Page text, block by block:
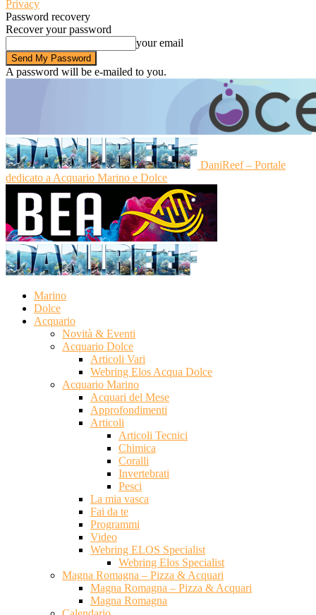
Privacy
Password recovery
Recover your password
your email
A password will be e-mailed to you.
DaniReef – Portale
dedicato a Acquario Marino e Dolce
Marino
Dolce
Acquario
Novità & Eventi
Acquario Dolce
Articoli Vari
Webring Elos Acqua Dolce
Acquario Marino
Acquari del Mese
Approfondimenti
Articoli
Articoli Tecnici
Chimica
Coralli
Invertebrati
Pesci
La mia vasca
Fai da te
Programmi
Video
Webring ELOS Specialist
Webring Elos Specialist
Magna Romagna – Pizza & Acquari
Magna Romagna – Pizza & Acquari
Magna Romagna